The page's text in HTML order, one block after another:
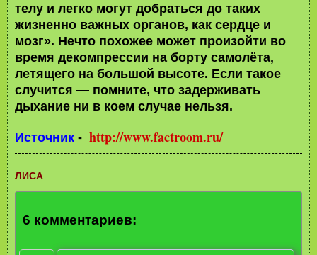
телу и легко могут добраться до таких
жизненно важных органов, как сердце и
мозг». Нечто похожее может произойти во
время декомпрессии на борту самолёта,
летящего на большой высоте. Если такое
случится — помните, что задерживать
дыхание ни в коем случае нельзя.
Источник - http://www.factroom.ru/
ЛИСА
6 комментариев: